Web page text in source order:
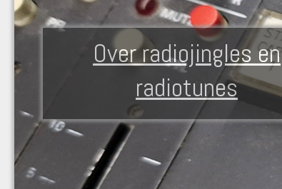
Over radiojingles en
radiotunes